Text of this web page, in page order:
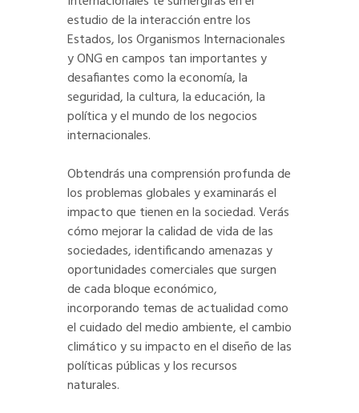
estudio de la interacción entre los
Estados, los Organismos Internacionales
y ONG en campos tan importantes y
desafiantes como la economía, la
seguridad, la cultura, la educación, la
política y el mundo de los negocios
internacionales.
Obtendrás una comprensión profunda de
los problemas globales y examinarás el
impacto que tienen en la sociedad. Verás
cómo mejorar la calidad de vida de las
sociedades, identificando amenazas y
oportunidades comerciales que surgen
de cada bloque económico,
incorporando temas de actualidad como
el cuidado del medio ambiente, el cambio
climático y su impacto en el diseño de las
políticas públicas y los recursos
naturales.